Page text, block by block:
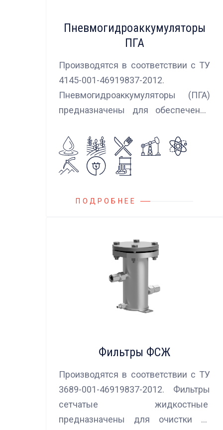
Пневмогидроаккумуляторы
ПГА
Производятся в соответствии с ТУ
4145-001-46919837-2012.
Пневмогидроаккумуляторы (ПГА)
предназначены для обеспечения
колебаний потока жидкости,
возникающих в гидравлических
системах.
ПОДРОБНЕЕ
Фильтры ФСЖ
Производятся в соответствии с ТУ
3689-001-46919837-2012. Фильтры
сетчатые жидкостные
предназначены для очистки от